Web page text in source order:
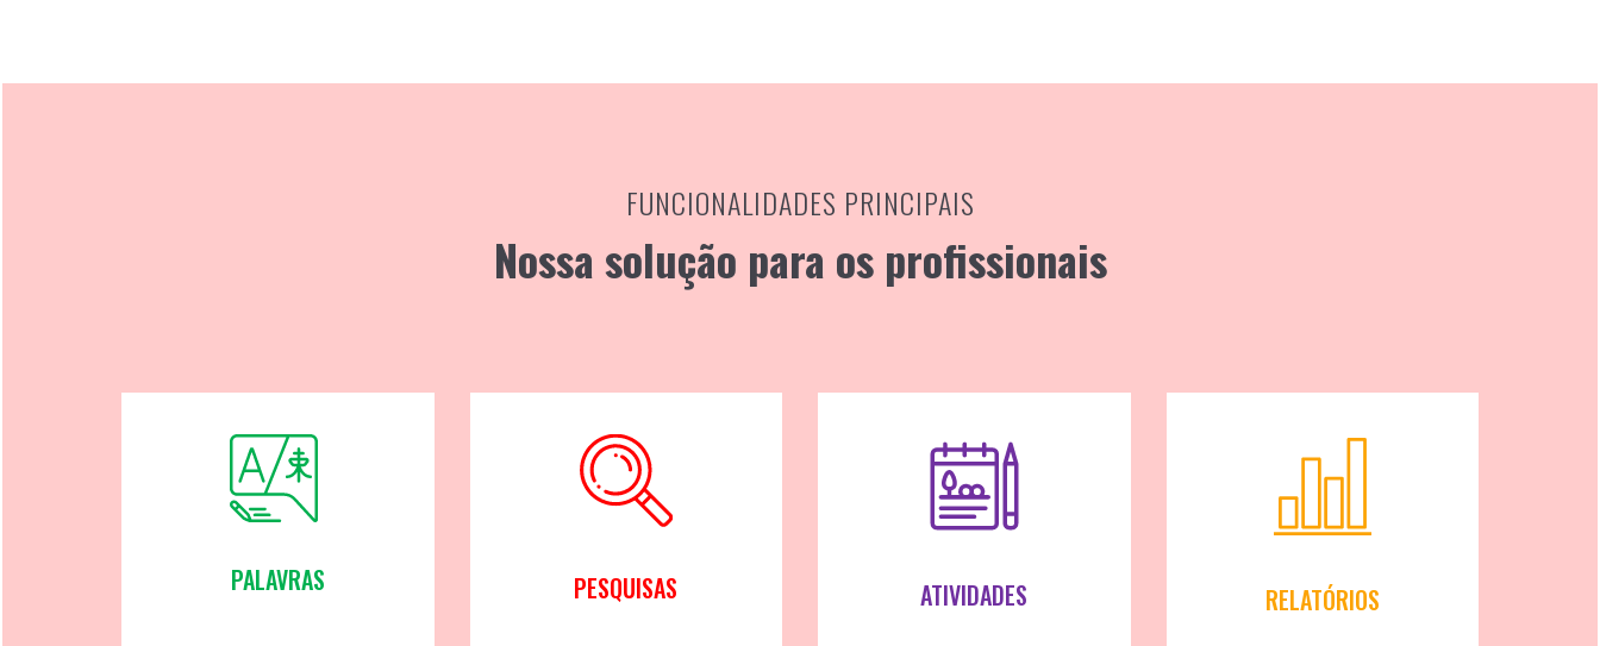
FUNCIONALIDADES PRINCIPAIS
Nossa solução para os profissionais
PALAVRAS PESQUISAS ATIVIDADES RELATÓRIOS